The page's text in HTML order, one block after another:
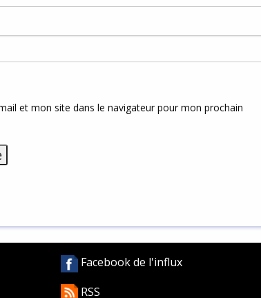
et mon site dans le navigateur pour mon prochain
Facebook de l'influx
RSS